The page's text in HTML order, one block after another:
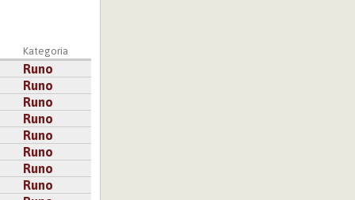
Kategoria
Runo
Runo
Runo
Runo
Runo
Runo
Runo
Runo